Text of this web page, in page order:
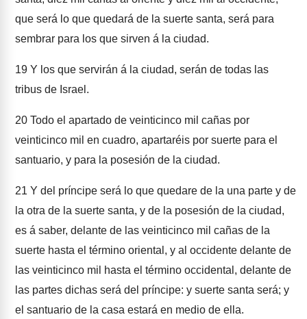
que será lo que quedará de la suerte santa, será para
sembrar para los que sirven á la ciudad.
19 Y los que servirán á la ciudad, serán de todas las
tribus de Israel.
20 Todo el apartado de veinticinco mil cañas por
veinticinco mil en cuadro, apartaréis por suerte para el
santuario, y para la posesión de la ciudad.
21 Y del príncipe será lo que quedare de la una parte y de
la otra de la suerte santa, y de la posesión de la ciudad,
es á saber, delante de las veinticinco mil cañas de la
suerte hasta el término oriental, y al occidente delante de
las veinticinco mil hasta el término occidental, delante de
las partes dichas será del príncipe: y suerte santa será; y
el santuario de la casa estará en medio de ella.